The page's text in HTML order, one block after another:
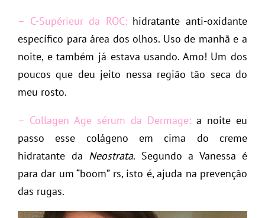
– C-Supérieur da ROC:hidratante anti-oxidante
específico para área dos olhos. Uso de manhã e a
noite, e também já estava usando. Amo! Um dos
poucos que deu jeito nessa região tão seca do
meu rosto.
– Collagen Age sérum da Dermage: a noite eu
passo esse colágeno em cima do creme
hidratante da Neostrata. Segundo a Vanessa é
para dar um “boom” rs, isto é, ajuda na prevenção
das rugas.